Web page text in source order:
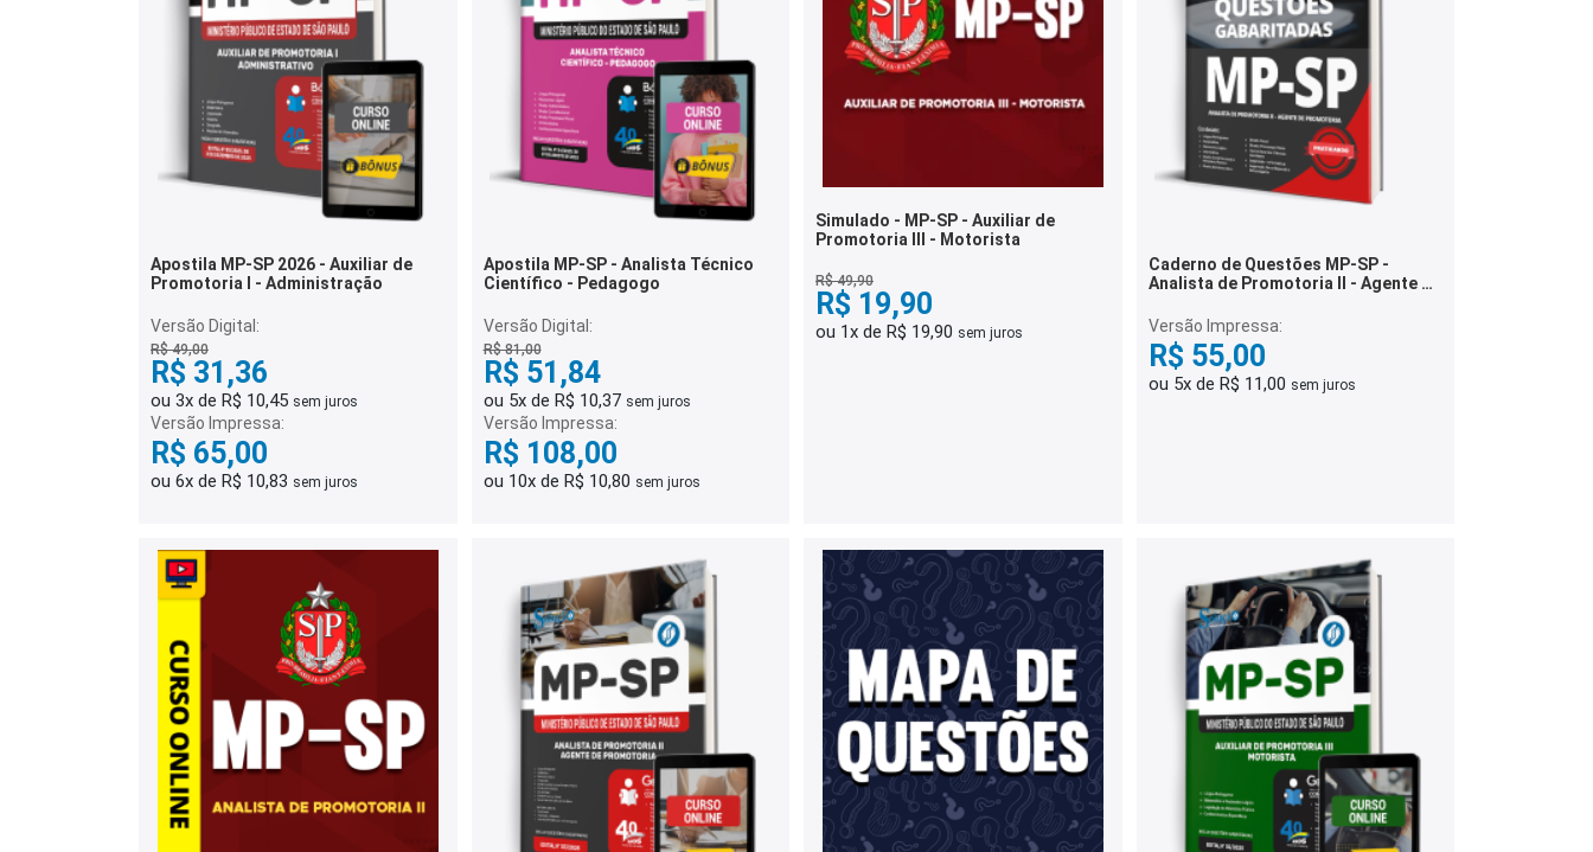
Apostila MP-SP 2026 - Auxiliar de
Promotoria I - Administração
Versão Digital:
R$ 49,00
R$ 31,36
ou 3x de R$ 10,45 sem juros
Versão Impressa:
R$ 65,00
ou 6x de R$ 10,83 sem juros
Apostila MP-SP - Analista Técnico
Científico - Pedagogo
Versão Digital:
R$ 81,00
R$ 51,84
ou 5x de R$ 10,37 sem juros
Versão Impressa:
R$ 108,00
ou 10x de R$ 10,80 sem juros
Simulado - MP-SP - Auxiliar de
Promotoria III - Motorista
R$ 49,90
R$ 19,90
ou 1x de R$ 19,90 sem juros
Caderno de Questões MP-SP -
Analista de Promotoria II - Agente de
Gabaritadas
Versão Impressa:
R$ 55,00
ou 5x de R$ 11,00 sem juros